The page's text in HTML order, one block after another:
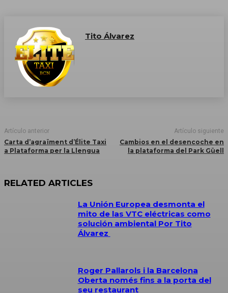
Tito Álvarez
Artículo anterior
Carta d’agraïment d’Élite Taxi
a Plataforma per la Llengua
Artículo siguiente
Cambios en el desencoche en
la plataforma del Park Güell
RELATED ARTICLES
La Unión Europea desmonta el
mito de las VTC eléctricas como
solución ambiental Por Tito
Álvarez
Roger Pallarols i la Barcelona
Oberta només fins a la porta del
seu restaurant